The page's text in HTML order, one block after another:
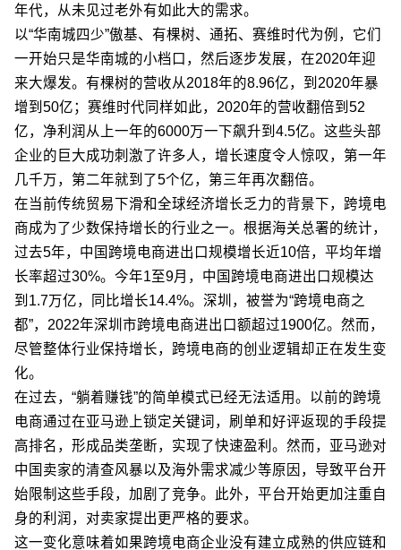
年代，从未见过老外有如此大的需求。
以“华南城四少”傲基、有棵树、通拓、赛维时代为例，它们
一开始只是华南城的小档口，然后逐步发展，在2020年迎
来大爆发。有棵树的营收从2018年的8.96亿，到2020年暴
增到50亿；赛维时代同样如此，2020年的营收翻倍到52
亿，净利润从上一年的6000万一下飙升到4.5亿。这些头部
企业的巨大成功刺激了许多人，增长速度令人惊叹，第一年
几千万，第二年就到了5个亿，第三年再次翻倍。
在当前传统贸易下滑和全球经济增长乏力的背景下，跨境电
商成为了少数保持增长的行业之一。根据海关总署的统计，
过去5年，中国跨境电商进出口规模增长近10倍，平均年增
长率超过30%。今年1至9月，中国跨境电商进出口规模达
到1.7万亿，同比增长14.4%。深圳，被誉为“跨境电商之
都”，2022年深圳市跨境电商进出口额超过1900亿。然而，
尽管整体行业保持增长，跨境电商的创业逻辑却正在发生变
化。
在过去，“躺着赚钱”的简单模式已经无法适用。以前的跨境
电商通过在亚马逊上锁定关键词，刷单和好评返现的手段提
高排名，形成品类垄断，实现了快速盈利。然而，亚马逊对
中国卖家的清查风暴以及海外需求减少等原因，导致平台开
始限制这些手段，加剧了竞争。此外，平台开始更加注重自
身的利润，对卖家提出更严格的要求。
这一变化意味着如果跨境电商企业没有建立成熟的供应链和